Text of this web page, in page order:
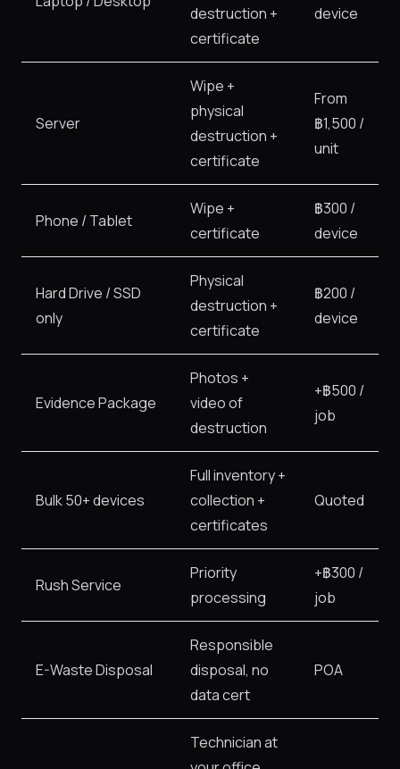
destruction +
certificate
device
Server
Wipe +
physical
destruction +
certificate
From
฿1,500 /
unit
Phone / Tablet
Wipe +
certificate
฿300 /
device
Hard Drive / SSD
only
Physical
destruction +
certificate
฿200 /
device
Evidence Package
Photos +
video of
destruction
+฿500 /
job
Bulk 50+ devices
Full inventory +
collection +
certificates
Quoted
Rush Service
Priority
processing
+฿300 /
job
E-Waste Disposal
Responsible
disposal, no
data cert
POA
Technician at